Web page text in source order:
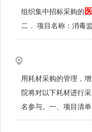
组织集中招标采购的
二． 项目名称：消毒
用耗材采购的管理，
院将对以下耗材进行
名参与。一、项目清